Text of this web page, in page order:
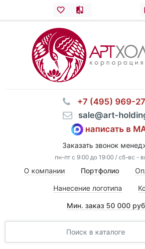
⠀+7 (495) 969-
⠀sale@art-
написать в
Заказать звонок
пн-пт с 9:00 до 19:00 / сб-вс -
О компании Портфолио
Нанесение логотипа
Мин. заказ 50 000